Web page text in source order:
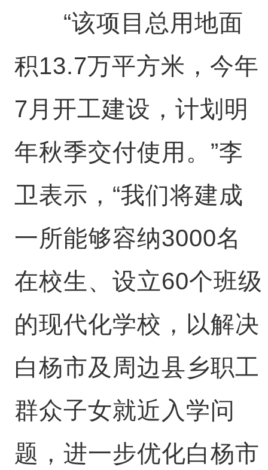
“该项目总用地面
积13.7万平方米，今年
7月开工建设，计划明
年秋季交付使用。”李
卫表示，“我们将建成
一所能够容纳3000名
在校生、设立60个班级
的现代化学校，以解决
白杨市及周边县乡职工
群众子女就近入学问
题，进一步优化白杨市